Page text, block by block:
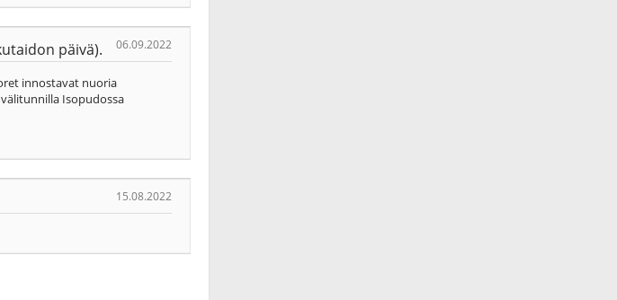
päivä). 06.09.2022
innostavat nuoria
Isopudossa
15.08.2022